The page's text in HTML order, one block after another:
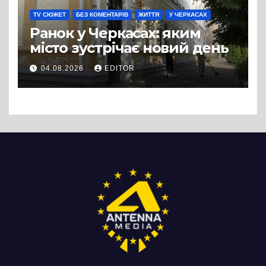
TV СЮЖЕТ БЕЗ КОМЕНТАРІВ ЖИТТЯ У ЧЕРКАСАХ
Ранок у Черкасах: яким
місто зустрічає новий день
04.08.2026 EDITOR